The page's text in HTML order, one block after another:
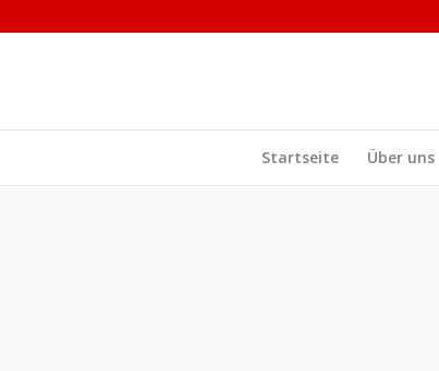
Startseite Über uns